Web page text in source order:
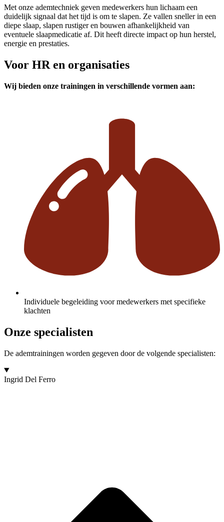
Met onze ademtechniek geven medewerkers hun lichaam een
duidelijk signaal dat het tijd is om te slapen. Ze vallen sneller in een
diepe slaap, slapen rustiger en bouwen afhankelijkheid van
eventuele slaapmedicatie af. Dit heeft directe impact op hun herstel,
energie en prestaties.
Voor HR en organisaties
Wij bieden onze trainingen in verschillende vormen aan:
Individuele begeleiding voor medewerkers met specifieke
klachten
Onze specialisten
De ademtrainingen worden gegeven door de volgende specialisten:
Ingrid Del Ferro